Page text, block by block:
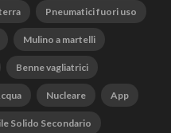
Pneumatici fuori uso
Mulino a martelli
Benne vagliatrici
Nucleare App
Solido Secondario